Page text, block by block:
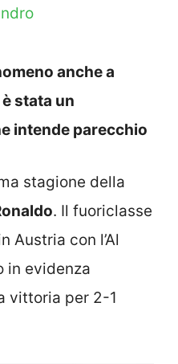
anche a
stata un
intende parecchio
stagione della
. Il fuoriclasse
Austria con l’Al
in evidenza
vittoria per 2-1